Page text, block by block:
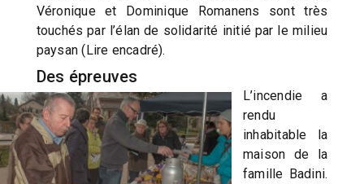
Véronique et Dominique Romanens sont très
touchés par l’élan de solidarité initié par le milieu
paysan (Lire encadré).
Des épreuves
L’incendie a
rendu
inhabitable la
maison de la
famille Badini.